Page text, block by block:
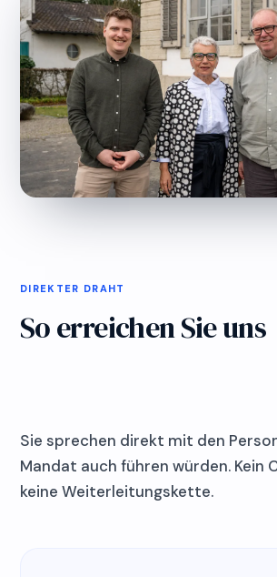
DIREKTER DRAHT
So erreichen Sie uns
Sie sprechen direkt mit den
Mandat auch führen würden. Kein
keine Weiterleitungskette.